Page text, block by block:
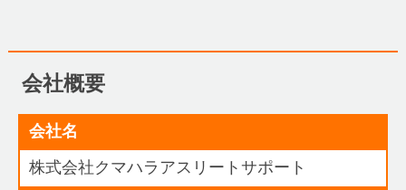
会社概要
会社名
株式会社クマハラアスリートサポート